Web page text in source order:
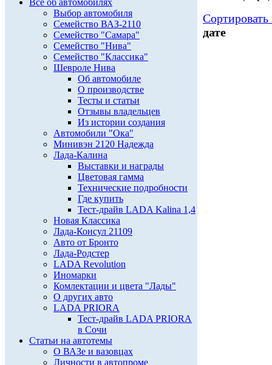
Все об автомобилях
Выбор автомобиля
Семейство ВАЗ-2110
Семейство "Самара"
Семейство "Нива"
Семейство "Классика"
Шевроле Нива
Об автомобиле
О производстве
Тесты и статьи
Отзывы владельцев
Из истории создания
Автомобили "Ока"
Минивэн 2120 Надежда
Лада-Калина
Выставки и награды
Цветовая гамма
Технические подробности
Где купить
Тест-драйв LADA Kalina 1,4
Новая Классика
Лада-Консул 21109
Авто от Бронто
Лада-Родстер
LADA Revolution
Иномарки
Комлектации и цвета "Лады"
О других авто
LADA PRIORA
Тест-драйв LADA PRIORA
в Сочи
Статьи на автотемы
О ВАЗе и вазовцах
Личности в автопроме
дате